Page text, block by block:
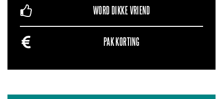
WORD DIKKE VRIEND
PAK KORTING